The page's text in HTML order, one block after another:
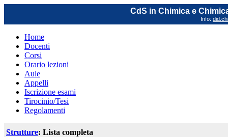
CdS in Chimica e
Info:
Home
Docenti
Corsi
Orario lezioni
Aule
Appelli
Iscrizione esami
Tirocinio/Tesi
Regolamenti
Strutture: Lista completa